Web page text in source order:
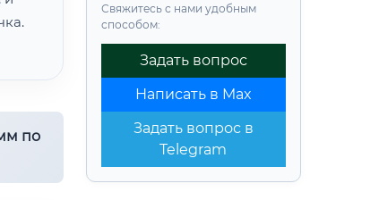
Свяжитесь с нами удобным
способом:
Задать вопрос
Написать в Max
Задать вопрос в
Telegram
по